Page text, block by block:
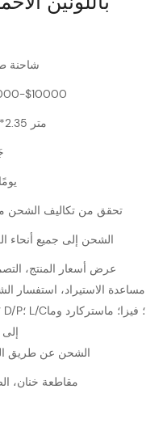
شاحنة
$10000
4*2*2.35 متر
25 يومًا
تحقق من تكاليف الشحن
الشحن إلى جميع أنحاء
عرض أسعار المنتج،
مساعدة الاستيراد، استفسار
الشحن عن طريق
مقاطعة خنان،